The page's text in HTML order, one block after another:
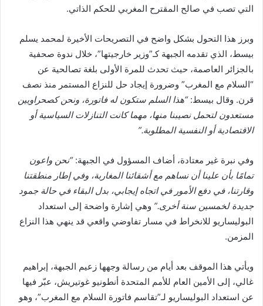
التي تصب في صالح المقترح المغربي للحكم الذاتي.
وبرز هذا التحول بشكل واضح في التصريحات الأخيرة لمحمد يسلم
بيسط، الذي تقدمه الجبهة كـ”وزير خارجيتها”، خلال ندوة صحفية
بالجزائر العاصمة، حيث تحدث للمرة الأولى بلغة تصالحية عن
“السلام مع المغرب” وضرورة إيجاد حل للنزاع المستمر منذ نصف
قرن. وقال بيسط:“هذا السلم ستكون له فاتورة، ونحن كصحراويين
مستعدون لتحمل نصيبنا منها، مهما كانت التنازلات السياسية أو
الاقتصادية أو النفسية المطلوبة.”
وفي نبرة غير معتادة، أضاف المسؤول في الجبهة:“نحن واعون
تمامًا بأن علينا أن نساهم مع أشقائنا المغاربة، وفي إطار منطقتنا
وقارتنا، في دفع الأمور في اتجاه إيجابي، بدل البقاء في حالة جمود
جديدة لخمسين سنة أخرى.” وهي إشارة واضحة إلى استعداد
البوليساريو للانخراط في مسار تفاوضي واقعي قد ينهي هذا النزاع
المزمن.
ويأتي هذا الموقف بعد أيام من رسالة وجهها زعيم الجبهة، إبراهيم
غالي، إلى الأمين العام للأمم المتحدة أنطونيو غوتيريش، عبّر فيها
عن استعداد البوليساريو لـ”تقاسم فاتورة السلام مع المغرب”، وهو